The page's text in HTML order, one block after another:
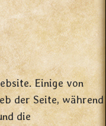
Einige von
der Seite, während
die